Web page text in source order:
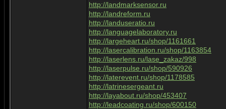
http://landmarksensor.ru
http://landreform.ru
http://landuseratio.ru
http://languagelaboratory.ru
http://largeheart.ru/shop/1161661
http://lasercalibration.ru/shop/1163854
http://laserlens.ru/lase_zakaz/998
http://laserpulse.ru/shop/590926
http://laterevent.ru/shop/1178585
http://latrinesergeant.ru
http://layabout.ru/shop/453407
http://leadcoating.ru/shop/600150